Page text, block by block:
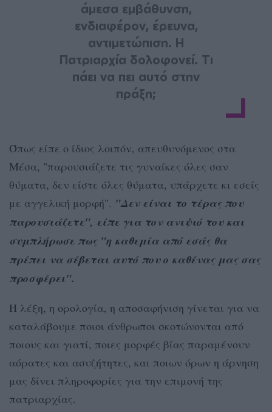
άμεσα εμβάθυνση,
ενδιαφέρον, έρευνα,
αντιμετώπιση. Η
Πατριαρχία δολοφονεί. Τι
πάει να πει αυτό στην
πράξη;
Όπως είπε ο ίδιος λοιπόν, απευθυνόμενος στα
Μέσα, "παρουσιάζετε τις γυναίκες όλες σαν
θύματα, δεν είστε όλες θύματα, υπάρχετε κι εσείς
με αγγελική μορφή". "Δεν είναι το τέρας που
παρουσιάζετε", είπε για τον ανιψιό του και
συμπλήρωσε πως "η καθεμία από εσάς θα
πρέπει να σέβεται αυτό που ο καθένας μας σας
προσφέρει".
Η λέξη, η ορολογία, η αποσαφήνιση γίνεται για να
καταλάβουμε ποιοι άνθρωποι σκοτώνονται από
ποιους και γιατί, ποιες μορφές βίας παραμένουν
αόρατες και ασυζήτητες, και ποιων όρων η άρνηση
μας δίνει πληροφορίες για την επιμονή της
πατριαρχίας.